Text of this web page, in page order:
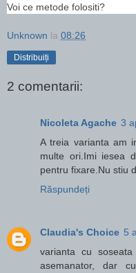
Voi ce metode folositi?
Unknown la 08:26
Distribuiți
2 comentarii:
Nicoleta Agache 3
A treia varianta am
multe ori.Imi iesea
pentru fixare.Nu stiu
Răspundeți
Claudia's Choice 5
varianta cu
asemanator, dar